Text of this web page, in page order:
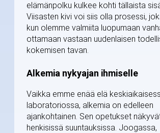
elämänpolku kulkee kohti tällaista
Viisasten kivi voi siis olla prosessi,
kun olemme valmiita luopumaan
ottamaan vastaan uudenlaisen
kokemisen tavan.
Alkemia nykyajan ihmiselle
Vaikka emme enää elä
laboratoriossa, alkemia on edelleen
ajankohtainen. Sen opetukset
henkisissä suuntauksissa. Joogassa,